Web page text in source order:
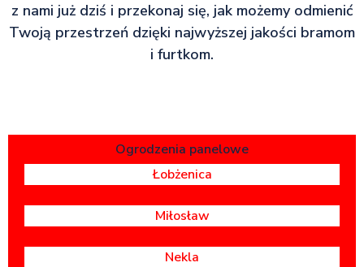
z nami już dziś i przekonaj się, jak możemy odmienić
Twoją przestrzeń dzięki najwyższej jakości bramom
i furtkom.
Ogrodzenia panelowe
Łobżenica
Miłosław
Nekla